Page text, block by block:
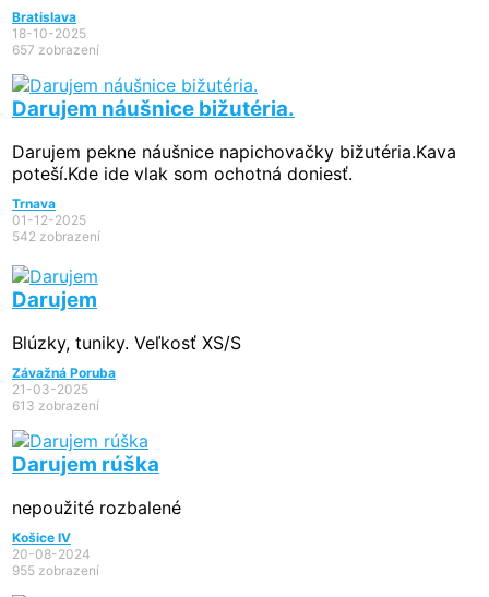
Bratislava
18-10-2025
657 zobrazení
Darujem náušnice bižutéria.
Darujem pekne náušnice napichovačky bižutéria.Kava
poteší.Kde ide vlak som ochotná doniesť.
Trnava
01-12-2025
542 zobrazení
Darujem
Blúzky, tuniky. Veľkosť XS/S
Závažná Poruba
21-03-2025
613 zobrazení
Darujem rúška
nepoužité rozbalené
Košice IV
20-08-2024
955 zobrazení